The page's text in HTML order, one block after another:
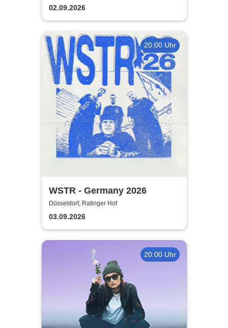
02.09.2026
20:00 Uhr
WSTR - Germany 2026
Düsseldorf, Ratinger Hof
03.09.2026
20:00 Uhr